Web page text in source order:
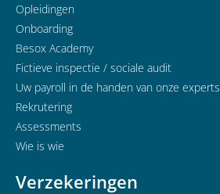
Opleidingen
Onboarding
Besox Academy
Fictieve inspectie / sociale audit
Uw payroll in de handen van onze experts
Rekrutering
Assessments
Wie is wie
Verzekeringen